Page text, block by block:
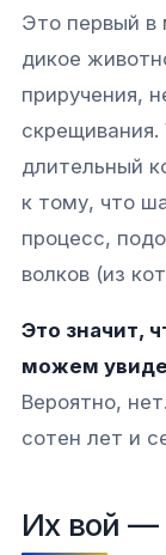
Это первый в
дикое
приручения,
длительный
к тому, что
процесс,
волков (из
Это значит,
можем
Вероятно,
сотен лет и
Их вой —